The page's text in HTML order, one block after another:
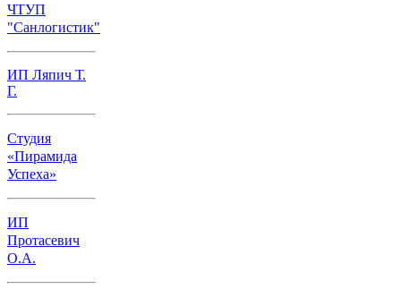
ЧТУП
"Санлогистик"
ИП Ляпич Т.
Г.
Студия
«Пирамида
Успеха»
ИП
Протасевич
О.А.